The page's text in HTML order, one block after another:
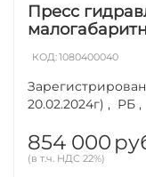
Пресс
КОД:1080400040
20.02.2024г) , РБ
854 000
(в т.ч. НДС 22%)